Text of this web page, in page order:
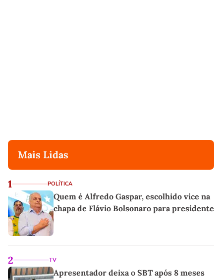
Mais Lidas
1 POLÍTICA
Quem é Alfredo Gaspar, escolhido vice na
chapa de Flávio Bolsonaro para presidente
2 TV
Apresentador deixa o SBT após 8 meses